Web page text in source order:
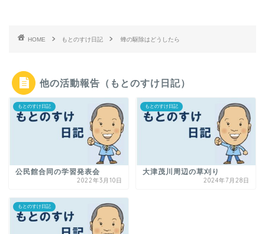
HOME もとのすけ日記 蜂の駆除はどうしたら
他の活動報告（もとのすけ日記）
もとのすけ日記
公民館合同の学習発表会
2022年3月10日
もとのすけ日記
大津茂川周辺の草刈り
2024年7月28日
もとのすけ日記